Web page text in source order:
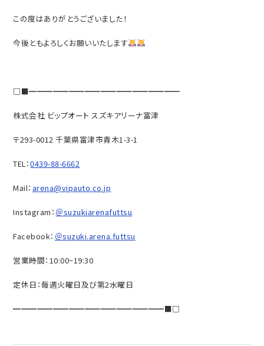
この度はありがとうございました！
今後ともよろしくお願いいたします
□■━━━━━━━━━━━━━━━━━━━
株式会社 ビップオート スズキアリーナ富津
〒293-0012 千葉県富津市青木1-3-1
TEL：0439-88-6662
Mail： arena@vipauto.co.jp
Instagram： ＠suzukiarenafuttsu
Facebook： ＠suzuki.arena.futtsu
営業時間：10:00~19:30
定休日：毎週火曜日及び第2水曜日
━━━━━━━━━━━━━━━━━━━■□